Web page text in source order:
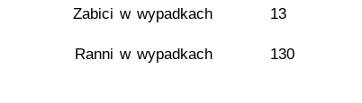
Zabici w wypadkach 13
Ranni w wypadkach 130